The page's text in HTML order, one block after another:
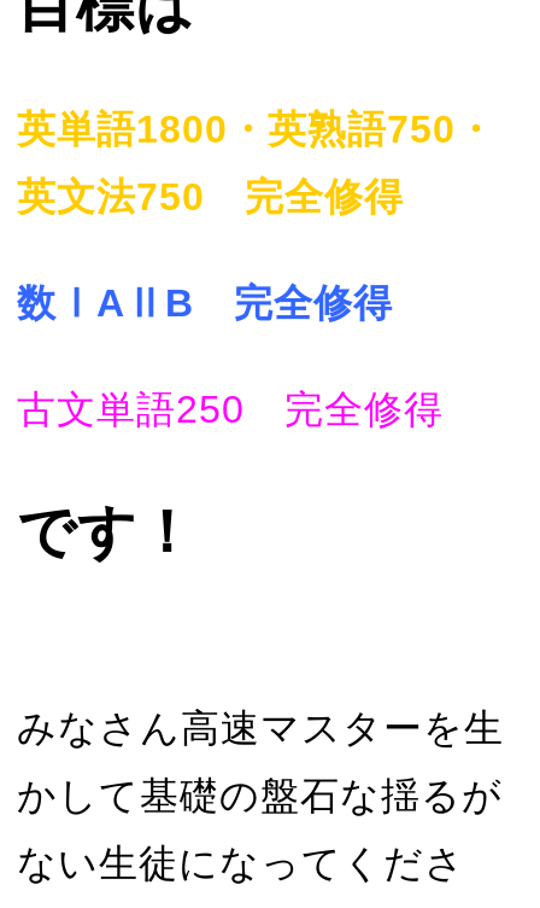
英単語1800・英熟語750・
英文法750 完全修得
数ⅠAⅡB 完全修得
古文単語250 完全修得
です！
みなさん高速マスターを生
かして基礎の盤石な揺るが
ない生徒になってくださ